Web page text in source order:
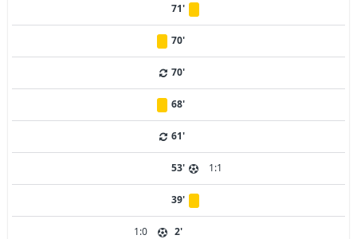
71'
70'
70'
68'
61'
53' 1:1
39'
1:0 2'